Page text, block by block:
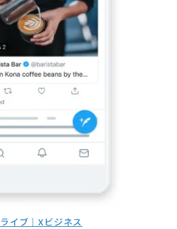
ライブ｜Xビジネス